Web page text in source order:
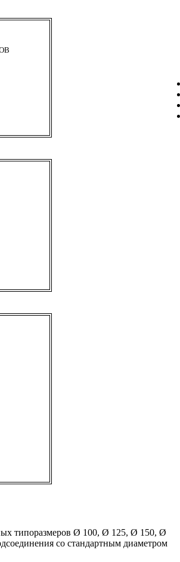
типоразмеров Ø 100, Ø 125, Ø 150, Ø
со стандартным диаметром